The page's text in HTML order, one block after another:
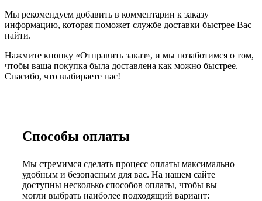
Мы рекомендуем добавить в комментарии к заказу
информацию, которая поможет службе доставки быстрее Вас
найти.
Нажмите кнопку «Отправить заказ», и мы позаботимся о том,
чтобы ваша покупка была доставлена как можно быстрее.
Спасибо, что выбираете нас!
Способы оплаты
Мы стремимся сделать процесс оплаты максимально
удобным и безопасным для вас. На нашем сайте
доступны несколько способов оплаты, чтобы вы
могли выбрать наиболее подходящий вариант: